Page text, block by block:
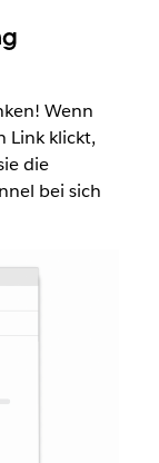
Wenn
Link klickt,
die
bei sich